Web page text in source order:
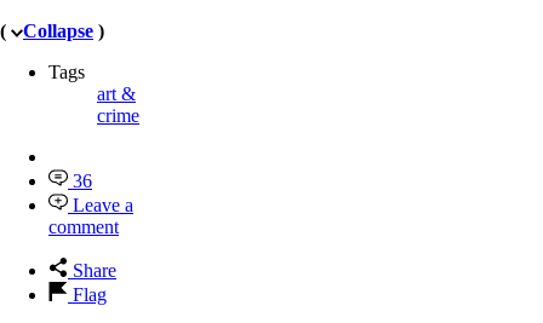
( Collapse )
Tags
art &
crime
36
Leave a
comment
Share
Flag